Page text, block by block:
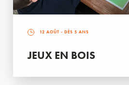
12 AOÛT - DÈS 5 ANS
JEUX EN BOIS